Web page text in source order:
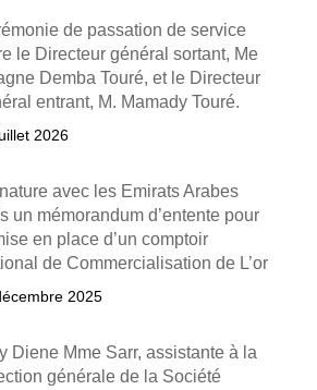
de passation de service
le Directeur général sortant, Me
Demba Touré, et le Directeur
entrant, M. Mamady Touré.
2026
avec les Emirats Arabes
un mémorandum d’entente pour
en place d’un comptoir
de Commercialisation de L’or
2025
Diene Mme Sarr, assistante à la
générale de la Société